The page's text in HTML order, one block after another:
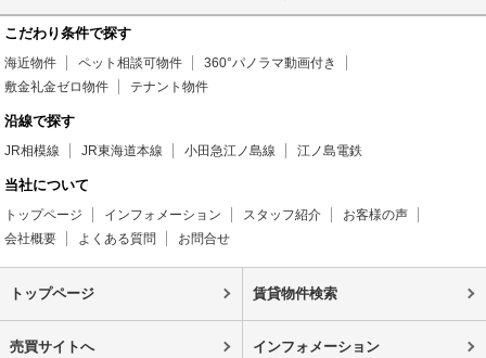
こだわり条件で探す
海近物件 ペット相談可物件
360°パノラマ動画付き
敷金礼金ゼロ物件
テナント物件
沿線で探す
JR相模線 JR東海道本線 小田急江ノ島線 江ノ島電鉄
当社について
トップページ インフォメーション スタッフ紹介
お客様の声
会社概要
よくある質問 お問合せ
トップページ 賃貸物件検索
売買サイトへ インフォメーション